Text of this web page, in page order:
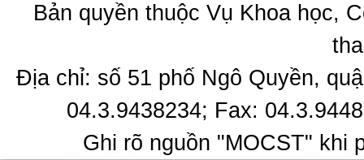
Bản quyền thuộc Vụ Khoa học,
Địa chỉ: số 51 phố Ngô Quyền,
04.3.9438234; Fax:
Ghi rõ nguồn "MOCST" khi